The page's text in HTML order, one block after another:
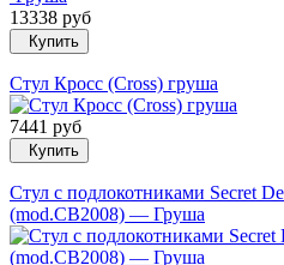
13338 руб
Купить
Стул Кросс (Cross) груша
7441 руб
Купить
Стул с подлокотниками Secret
(mod.CB2008) — Груша